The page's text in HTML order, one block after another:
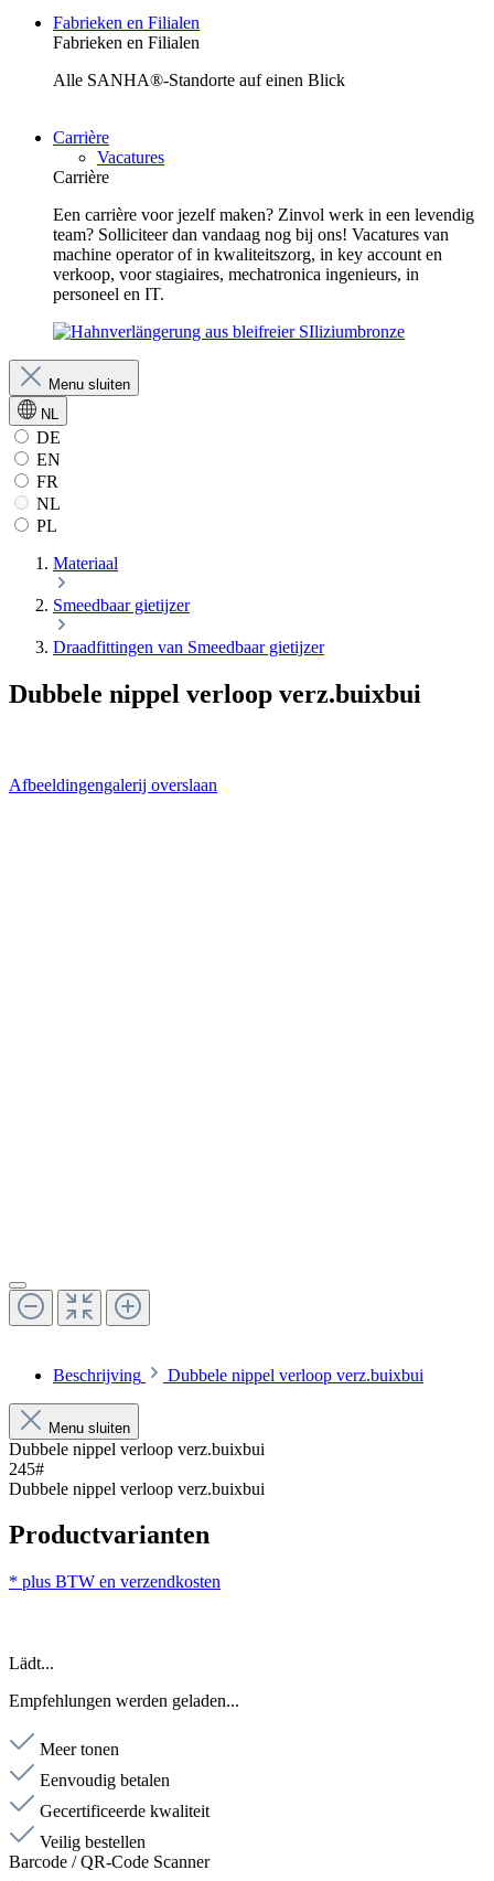
Fabrieken en Filialen
Fabrieken en Filialen
Alle SANHA®-Standorte auf einen Blick
Carrière
Vacatures
Carrière
Een carrière voor jezelf maken? Zinvol werk in een levendig
team? Solliciteer dan vandaag nog bij ons! Vacatures van
machine operator of in kwaliteitszorg, in key account en
verkoop, voor stagiaires, mechatronica ingenieurs, in
personeel en IT.
Menu sluiten
NL
DE
EN
FR
NL
PL
Materiaal
Smeedbaar gietijzer
Draadfittingen van Smeedbaar gietijzer
Dubbele nippel verloop verz.buixbui
Afbeeldingengalerij overslaan
Beschrijving Dubbele nippel verloop verz.buixbui
Menu sluiten
Dubbele nippel verloop verz.buixbui
245#
Dubbele nippel verloop verz.buixbui
Productvarianten
* plus BTW en verzendkosten
Lädt...
Empfehlungen werden geladen...
Meer tonen
Eenvoudig betalen
Gecertificeerde kwaliteit
Veilig bestellen
Barcode / QR-Code Scanner